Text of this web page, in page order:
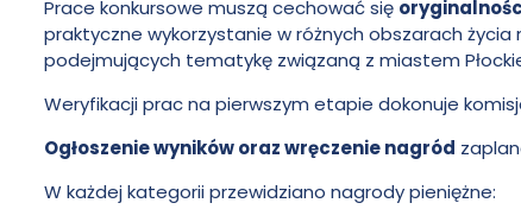
Pawła
Włodkowica
Prace konkursowe muszą cechować się
praktyczne wykorzystanie w różnych obszarach
podejmujących tematykę związaną z miastem
Weryfikacji prac na pierwszym etapie dokonuje
Ogłoszenie wyników oraz wręczenie nagród
W każdej kategorii przewidziano nagrody pieniężne: